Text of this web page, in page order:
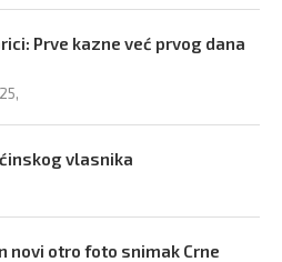
Prve kazne već prvog dana
vlasnika
novi otro foto snimak Crne